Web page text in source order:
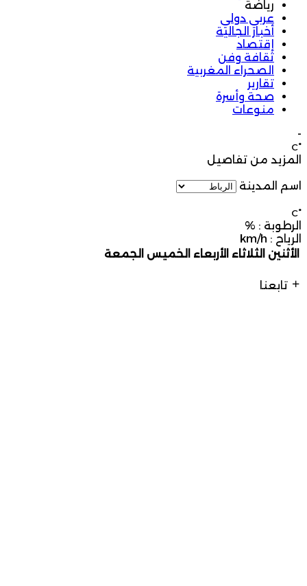
رياضة
عربي دولي
أخبار الجالية
إقتصاد
ثقافة وفن
الصحراء المغربية
تقارير
صحة وأسرة
منوعات
-
°C
المزيد من تفاصيل
اسم المدينة
°C
الرطوبة : %
الرياح : km/h
الأثنين الثلاثاء الأربعاء الخميس الجمعة
تابعنا